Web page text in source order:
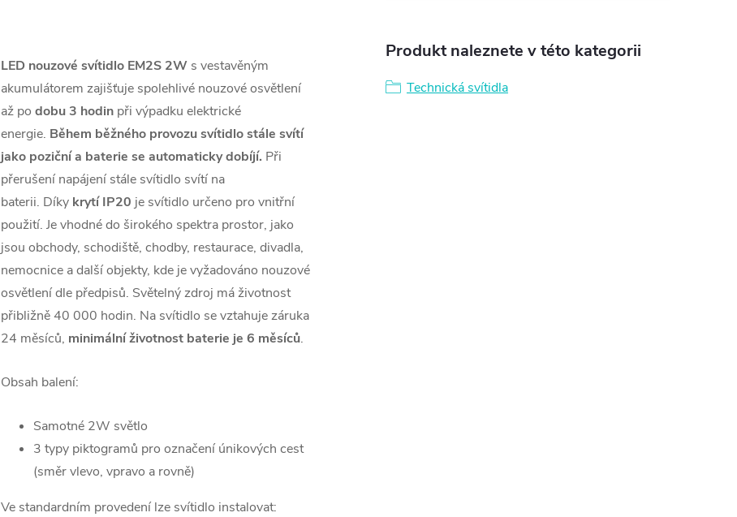
LED nouzové svítidlo EM2S 2W s vestavěným
akumulátorem zajišťuje spolehlivé nouzové osvětlení
až po dobu 3 hodin při výpadku elektrické
energie. Během běžného provozu svítidlo stále svítí
jako poziční a baterie se automaticky dobíjí. Při
přerušení napájení stále svítidlo svítí na
baterii. Díky krytí IP20 je svítidlo určeno pro vnitřní
použití. Je vhodné do širokého spektra prostor, jako
jsou obchody, schodiště, chodby, restaurace, divadla,
nemocnice a další objekty, kde je vyžadováno nouzové
osvětlení dle předpisů. Světelný zdroj má životnost
přibližně 40 000 hodin. Na svítidlo se vztahuje záruka
24 měsíců, minimální životnost baterie je 6 měsíců.
Obsah balení:
Samotné 2W světlo
3 typy piktogramů pro označení únikových cest
(směr vlevo, vpravo a rovně)
Ve standardním provedení lze svítidlo instalovat:
Produkt naleznete v této kategorii
Technická svítidla